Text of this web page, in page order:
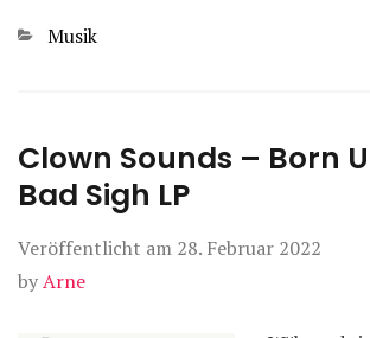
Kategorien
Musik
Clown Sounds – Born
Bad Sigh LP
Veröffentlicht am 28. Februar 2022
byArne